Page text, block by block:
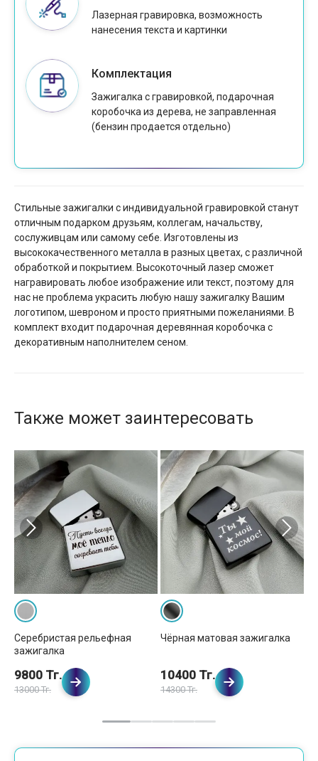
Лазерная гравировка, возможность
нанесения текста и картинки
Комплектация
Зажигалка с гравировкой, подарочная
коробочка из дерева, не заправленная
(бензин продается отдельно)
Стильные зажигалки с индивидуальной гравировкой станут
отличным подарком друзьям, коллегам, начальству,
сослуживцам или самому себе. Изготовлены из
высококачественного металла в разных цветах, с различной
обработкой и покрытием. Высокоточный лазер сможет
награвировать любое изображение или текст, поэтому для
нас не проблема украсить любую нашу зажигалку Вашим
логотипом, шевроном и просто приятными пожеланиями. В
комплект входит подарочная деревянная коробочка с
декоративным наполнителем сеном.
Также может заинтересовать
Серебристая рельефная
зажигалка
9800 Тг.
13000 Тг.
Чёрная матовая зажигалка
10400 Тг.
14300 Тг.